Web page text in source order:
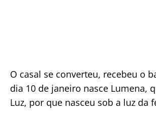
O casal se converteu, recebeu o
dia 10 de janeiro nasce Lumena,
Luz, por que nasceu sob a luz da